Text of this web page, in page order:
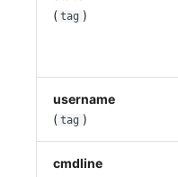
( tag )
username
( tag )
cmdline